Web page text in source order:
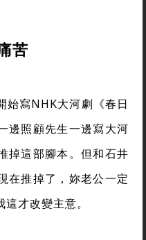
苦
始寫NHK大河劇《春日
邊照顧先生一邊寫大河
掉這部腳本。但和石井
在推掉了，妳老公一定
才改變主意。